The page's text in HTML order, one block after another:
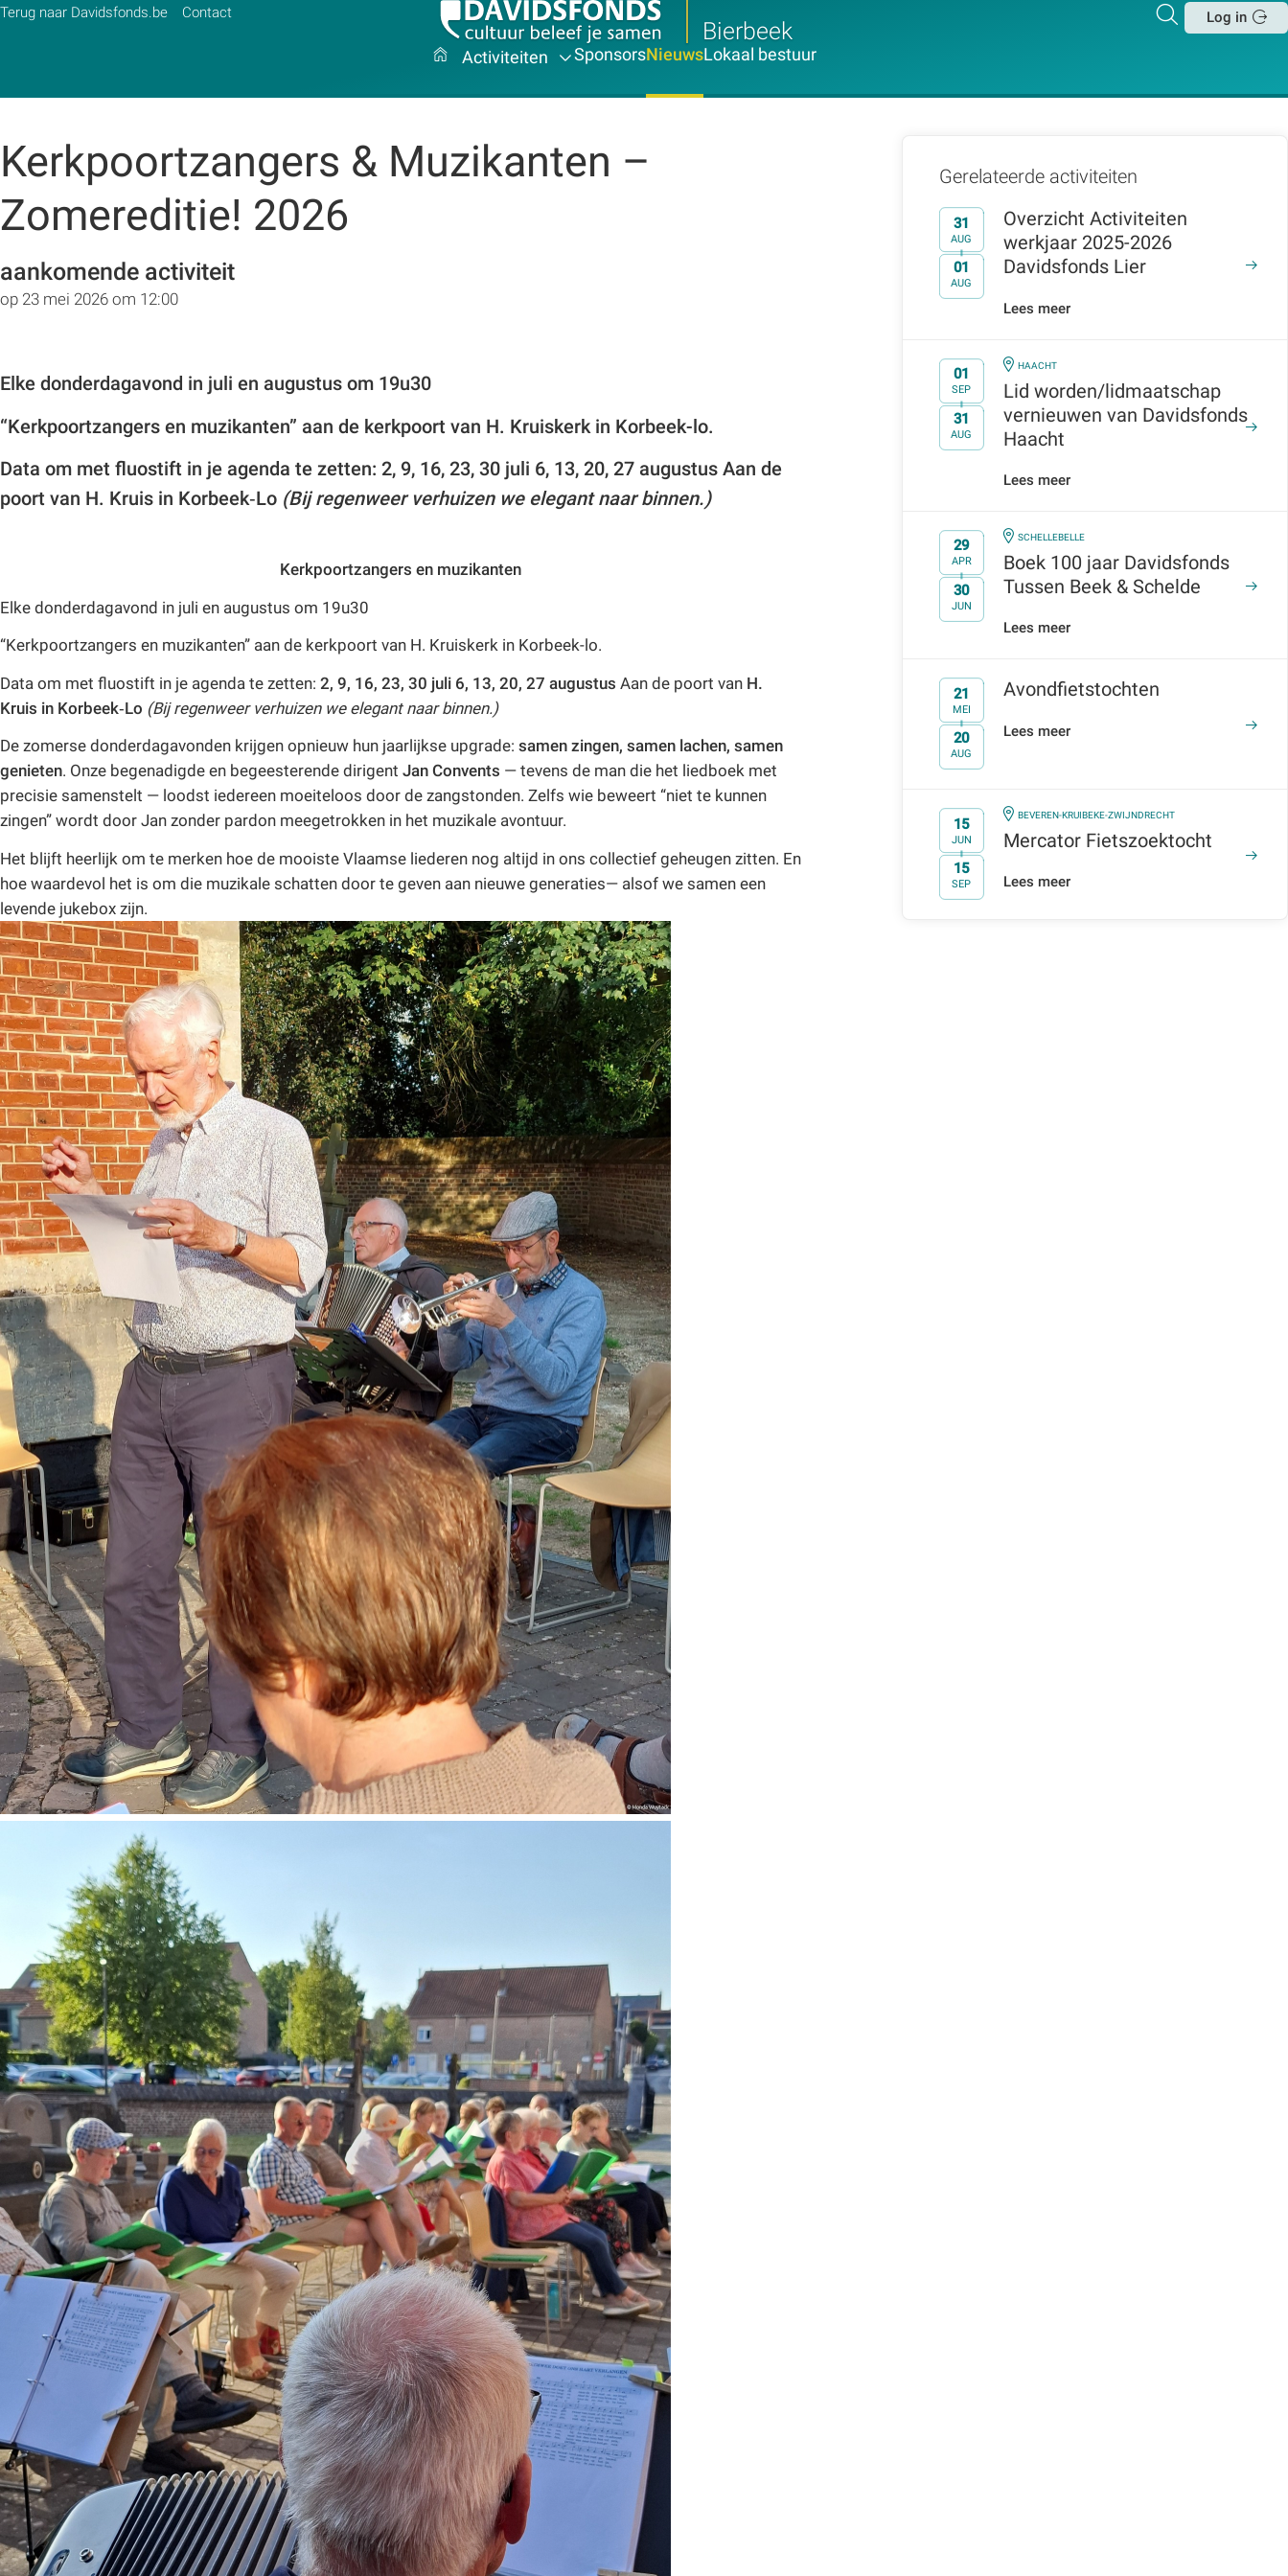
Terug naar Davidsfonds.be Contact
Bierbeek
Zoeken
Log in
Activiteiten SponsorsNieuwsLokaal bestuur
Kerkpoortzangers & Muzikanten –
Zomereditie! 2026
aankomende activiteit
op 23 mei 2026 om 12:00
Elke donderdagavond in juli en augustus om 19u30
“Kerkpoortzangers en muzikanten” aan de kerkpoort van H. Kruiskerk in Korbeek-lo.
Data om met fluostift in je agenda te zetten: 2, 9, 16, 23, 30 juli 6, 13, 20, 27 augustus Aan de
poort van H. Kruis in Korbeek‑Lo (Bij regenweer verhuizen we elegant naar binnen.)
Kerkpoortzangers en muzikanten
Elke donderdagavond in juli en augustus om 19u30
“Kerkpoortzangers en muzikanten” aan de kerkpoort van H. Kruiskerk in Korbeek-lo.
Data om met fluostift in je agenda te zetten: 2, 9, 16, 23, 30 juli 6, 13, 20, 27 augustus Aan de poort van H.
Kruis in Korbeek‑Lo (Bij regenweer verhuizen we elegant naar binnen.)
De zomerse donderdagavonden krijgen opnieuw hun jaarlijkse upgrade: samen zingen, samen lachen, samen
genieten. Onze begenadigde en begeesterende dirigent Jan Convents — tevens de man die het liedboek met
precisie samenstelt — loodst iedereen moeiteloos door de zangstonden. Zelfs wie beweert “niet te kunnen
zingen” wordt door Jan zonder pardon meegetrokken in het muzikale avontuur.
Het blijft heerlijk om te merken hoe de mooiste Vlaamse liederen nog altijd in ons collectief geheugen zitten. En
hoe waardevol het is om die muzikale schatten door te geven aan nieuwe generaties— alsof we samen een
levende jukebox zijn.
Gerelateerde activiteiten
31
AUG
t/m
01
AUG
Overzicht Activiteiten
werkjaar 2025-2026
Davidsfonds Lier
Lees meer
01
SEP
t/m
31
AUG
IN
HAACHT
Lid worden/lidmaatschap
vernieuwen van Davidsfonds
Haacht
Lees meer
29
APR
t/m
30
JUN
IN
SCHELLEBELLE
Boek 100 jaar Davidsfonds
Tussen Beek & Schelde
Lees meer
21
MEI
t/m
20
AUG
Avondfietstochten
Lees meer
15
JUN
t/m
15
SEP
IN
BEVEREN-KRUIBEKE-ZWIJNDRECHT
Mercator Fietszoektocht
Lees meer
Zoek:
Zoeken